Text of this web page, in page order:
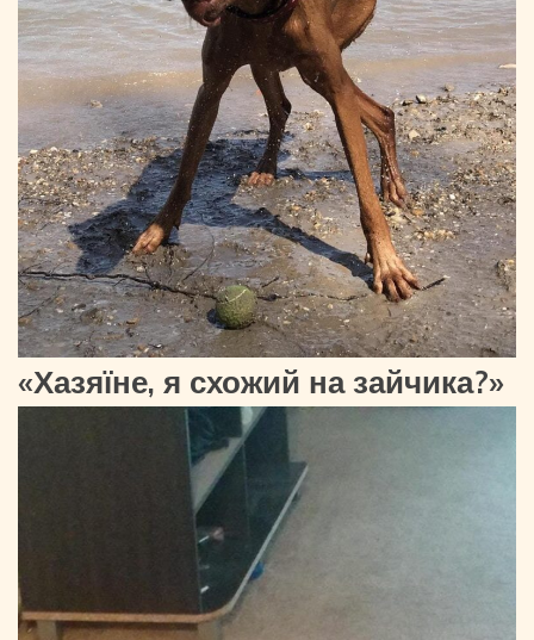
«Хазяїне, я схожий на зайчика?»